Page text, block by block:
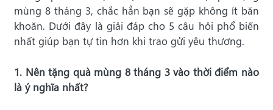
mùng 8 tháng 3, chắc hẳn bạn sẽ gặp không ít băn
khoăn. Dưới đây là giải đáp cho 5 câu hỏi phổ biến
nhất giúp bạn tự tin hơn khi trao gửi yêu thương.
1. Nên tặng quà mùng 8 tháng 3 vào thời điểm nào
là ý nghĩa nhất?